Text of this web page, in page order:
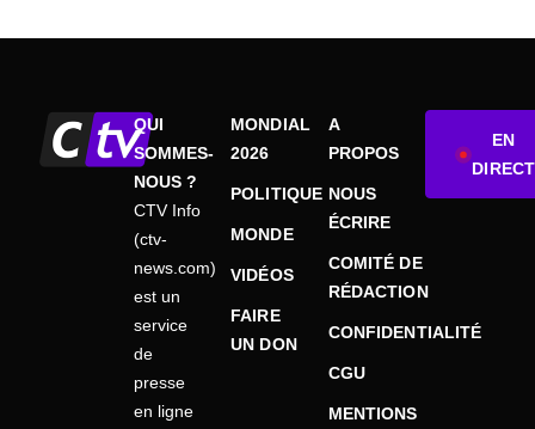
QUI
SOMMES-
NOUS ?
CTV Info
(ctv-
news.com)
est un
service
de
presse
en ligne
MONDIAL
2026
POLITIQUE
MONDE
VIDÉOS
FAIRE
UN DON
A
PROPOS
NOUS
ÉCRIRE
COMITÉ DE
RÉDACTION
CONFIDENTIALITÉ
CGU
MENTIONS
EN
DIRECT